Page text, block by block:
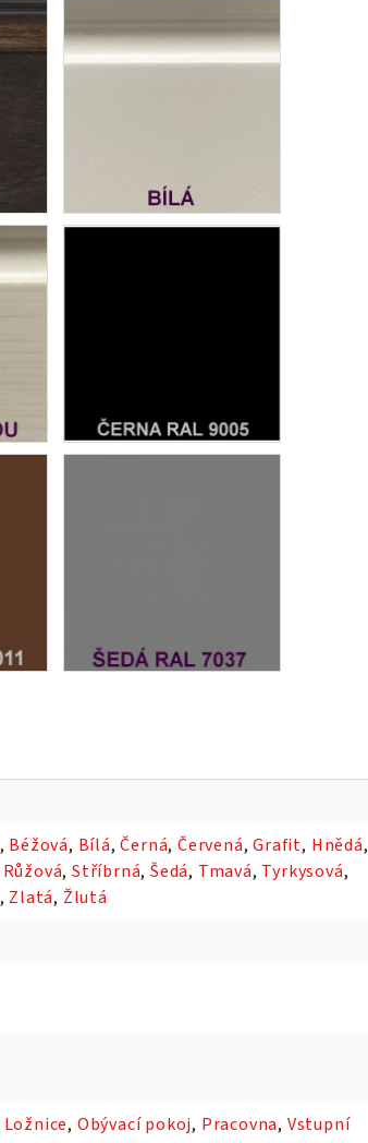
, Béžová, Bílá,Černá,Červená,Grafit, Hnědá,
Růžová,Stříbrná,Šedá, Tmavá, Tyrkysová,
, Zlatá, Žlutá
Ložnice, Obývací pokoj, Pracovna, Vstupní